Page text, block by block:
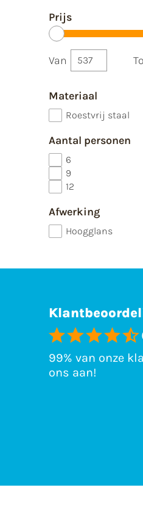
Prijs
Van
Materiaal
Roestvrij staal
Aantal personen
6
9
12
Afwerking
Hoogglans
99% van onze
ons aan!